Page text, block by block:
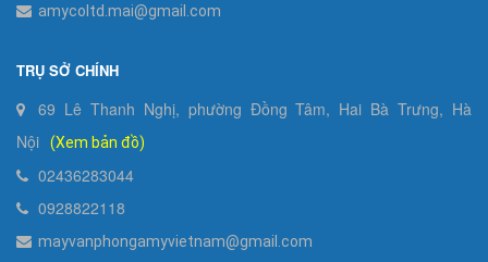
amycoltd.mai@gmail.com
TRỤ SỞ CHÍNH
69 Lê Thanh Nghị, phường Đồng Tâm, Hai Bà Trưng, Hà
Nội
(Xem bản đồ)
02436283044
0928822118
mayvanphongamyvietnam@gmail.com